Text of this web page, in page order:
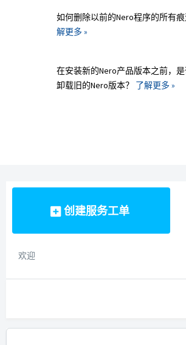
如何删除以前的Nero程序的所有痕
解更多 »
在安装新的Nero产品版本之前，
卸载旧的Nero版本？
了解更多 »
创建服务工单
欢迎